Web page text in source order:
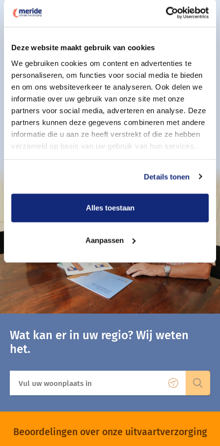
Deze website maakt gebruik van cookies
We gebruiken cookies om content en advertenties te
personaliseren, om functies voor social media te bieden
en om ons websiteverkeer te analyseren. Ook delen we
informatie over uw gebruik van onze site met onze
partners voor social media, adverteren en analyse. Deze
partners kunnen deze gegevens combineren met andere
informatie die u aan ze heeft verstrekt of die ze hebben
verzameld op basis van uw gebruik van hun services.
Details tonen
Alles toestaan
Aanpassen
Ja, ik wil een offerte
Oriënteren en voorbereiden?
Plan een kennismaking
Wat kan er in uw regio? Wij weten
het.
Zoek naar een locatie, bijvoorbeeld een woonplaats of provincie
Gebruik
Beoordelingen over onze uitvaartverzorging